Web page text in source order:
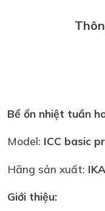
Bể ổn nhiệt tuần
Model: ICC basic
Hãng sản xuất: IKA
Giới thiệu: